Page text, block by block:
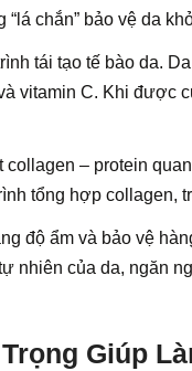
chắn” bảo vệ da
tái tạo tế bào da.
vitamin C. Khi được
– protein
tổng hợp collagen,
độ ẩm và bảo vệ
nhiên của da, ngăn
Giúp